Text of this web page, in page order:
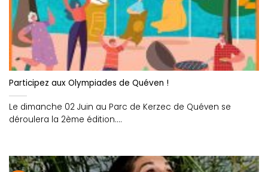
Participez aux Olympiades de Quéven !
Le dimanche 02 Juin au Parc de Kerzec de Quéven se
déroulera la 2ème édition....